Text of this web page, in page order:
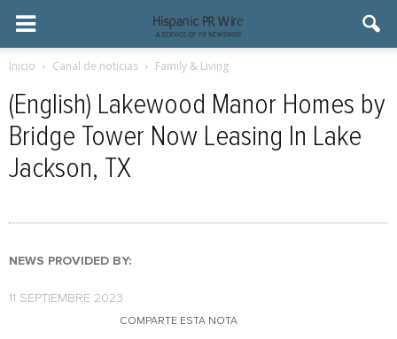
Inicio Canal de noticias Family & Living
(English) Lakewood Manor Homes by
Bridge Tower Now Leasing In Lake
Jackson, TX
NEWS PROVIDED BY:
11 SEPTIEMBRE 2023
COMPARTE ESTA NOTA